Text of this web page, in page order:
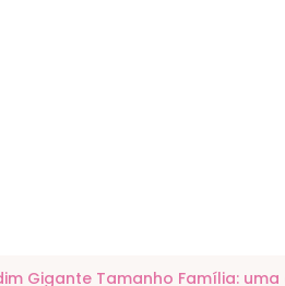
Gigante Tamanho Família: